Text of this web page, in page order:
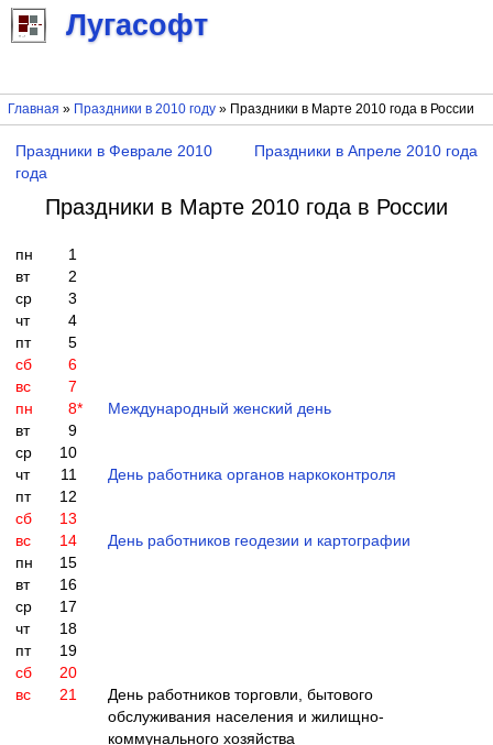
Лугасофт
Главная » Праздники в 2010 году» Праздники в Марте 2010 года в России
Праздники в Феврале 2010
года
Праздники в Апреле 2010 года
Праздники в Марте 2010 года в России
пн
1
вт
2
ср
3
чт
4
пт
5
сб
6
вс
7
пн
8*
Международный женский день
вт
9
ср
10
чт
11
День работника органов наркоконтроля
пт
12
сб
13
вс
14
День работников геодезии и картографии
пн
15
вт
16
ср
17
чт
18
пт
19
сб
20
вс
21
День работников торговли, бытового
обслуживания населения и жилищно-
коммунального хозяйства